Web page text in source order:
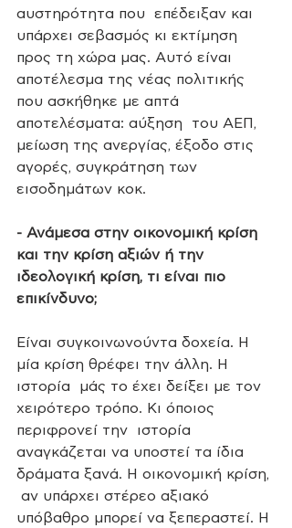
αυστηρότητα που  επέδειξαν και
υπάρχει σεβασμός κι εκτίμηση
προς τη χώρα μας. Αυτό είναι
αποτέλεσμα της νέας πολιτικής
που ασκήθηκε με απτά
αποτελέσματα: αύξηση  του ΑΕΠ,
μείωση της ανεργίας, έξοδο στις
αγορές, συγκράτηση των
εισοδημάτων κοκ.
- Ανάμεσα στην οικονομική κρίση
και την κρίση αξιών ή την
ιδεολογική κρίση, τι είναι πιο
επικίνδυνο;
Είναι συγκοινωνούντα δοχεία. Η
μία κρίση θρέφει την άλλη. Η
ιστορία  μάς το έχει δείξει με τον
χειρότερο τρόπο. Κι όποιος
περιφρονεί την  ιστορία
αναγκάζεται να υποστεί τα ίδια
δράματα ξανά. Η οικονομική κρίση,
αν υπάρχει στέρεο αξιακό
υπόβαθρο μπορεί να ξεπεραστεί. Η